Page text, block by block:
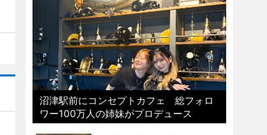
沼津駅前にコンセプトカフェ 総フォロ
ワー100万人の姉妹がプロデュース